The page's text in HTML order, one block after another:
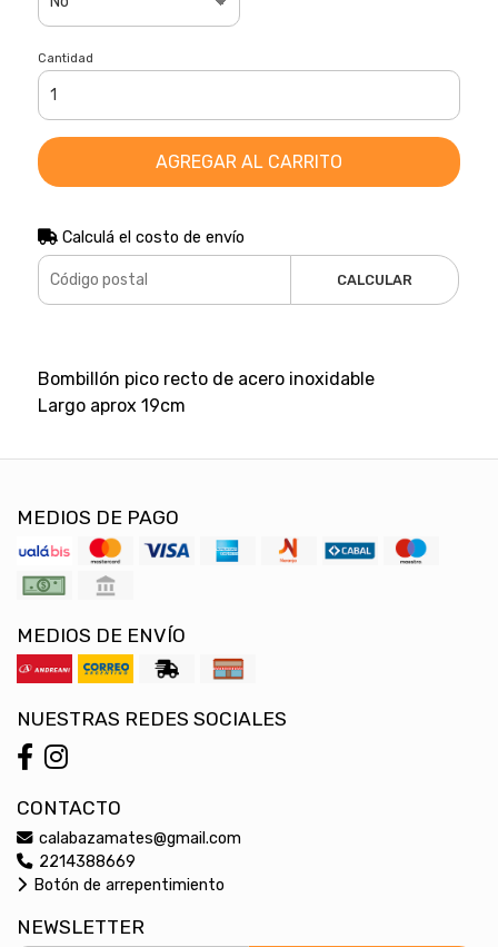
Cantidad
AGREGAR AL CARRITO
Calculá el costo de envío
CALCULAR
Bombillón pico recto de acero inoxidable
Largo aprox 19cm
MEDIOS DE PAGO
MEDIOS DE ENVÍO
NUESTRAS REDES SOCIALES
CONTACTO
calabazamates@gmail.com
2214388669
Botón de arrepentimiento
NEWSLETTER